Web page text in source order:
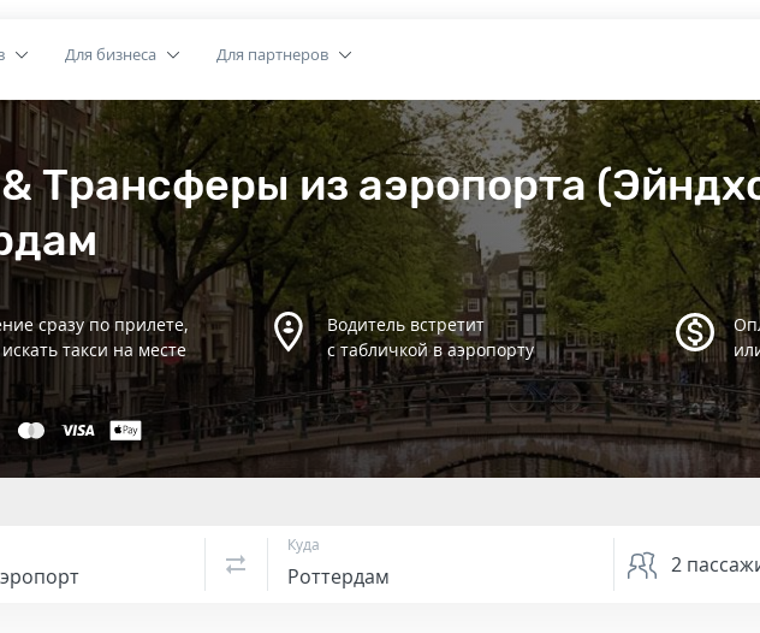
Для бизнеса Для партнеров
Трансферы из аэропорта
сразу по прилете,
такси на месте
Водитель встретит
с табличкой в аэропорту
Куда
2